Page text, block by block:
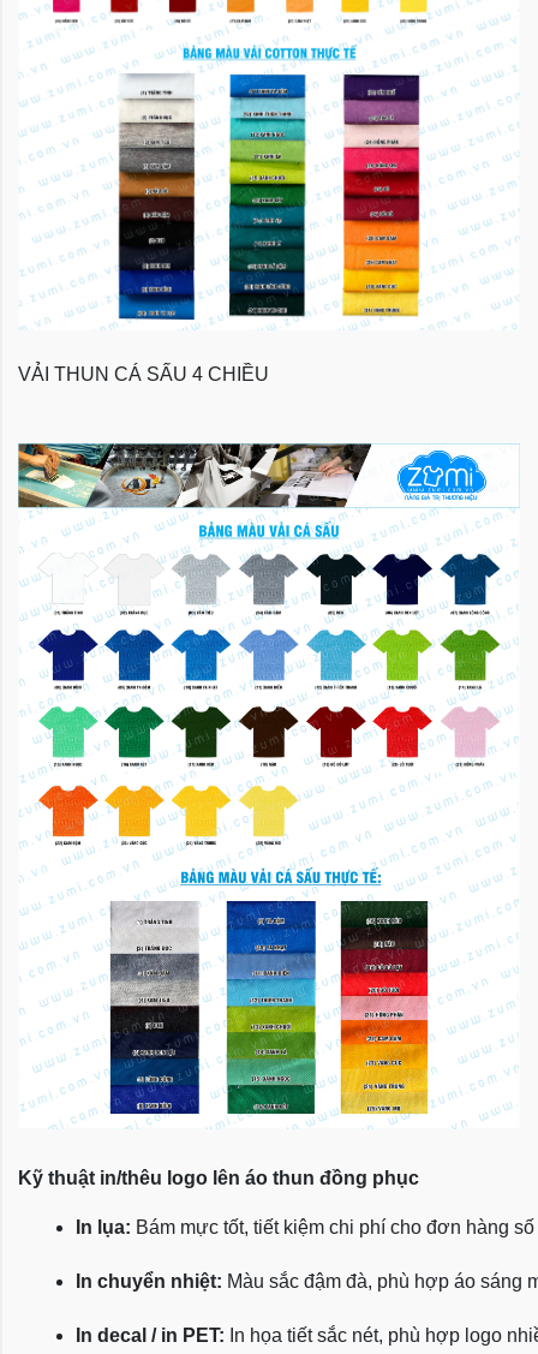
VẢI THUN CÁ SẤU 4 CHIỀU
Kỹ thuật in/thêu logo lên áo thun đồng phục
In lụa: Bám mực tốt, tiết kiệm chi phí cho đơn hàng
In chuyển nhiệt: Màu sắc đậm đà, phù hợp áo sáng
In decal / in PET: In họa tiết sắc nét, phù hợp logo